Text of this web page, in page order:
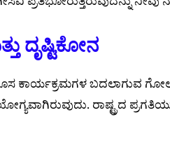
ದೃಷ್ಟಿಕೋನ
ಕಾರ್ಯಕ್ರಮಗಳ ಬದಲಾಗುವ
ರಾಷ್ಟ್ರದ